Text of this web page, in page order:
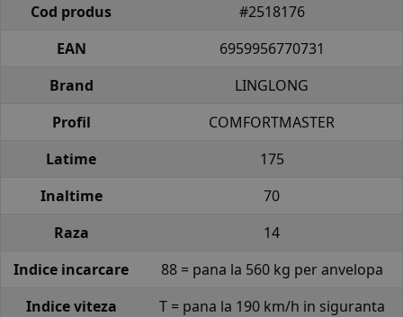
Cod produs
#2518176
EAN
6959956770731
Brand
LINGLONG
Profil
COMFORTMASTER
Latime
175
Inaltime
70
Raza
14
Indice incarcare
88 = pana la 560 kg per anvelopa
Indice viteza
T = pana la 190 km/h in siguranta